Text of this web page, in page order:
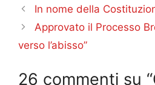
In nome della
Approvato il Processo
verso l’abisso”
26 commenti su